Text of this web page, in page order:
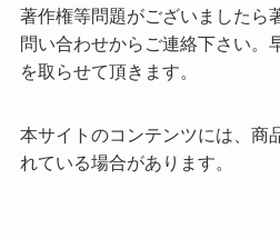
著作権等問題がございましたら
問い合わせからご連絡下さい。
を取らせて頂きます。
本サイトのコンテンツには、商
れている場合があります。